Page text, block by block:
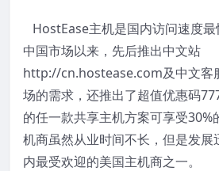
HostEase主机是国内访问速度
中国市场以来，先后推出中文站
http://cn.hostease.com及中文客
场的需求，还推出了超值优惠码
的任一款共享主机方案可享受
机商虽然从业时间不长，但是发展
内最受欢迎的美国主机商之一。